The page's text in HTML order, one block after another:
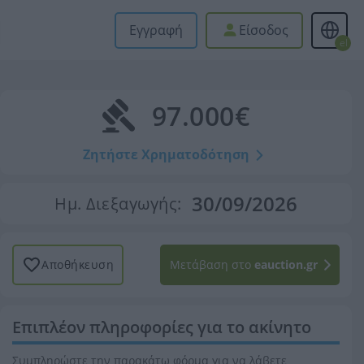
Εγγραφή Είσοδος
el
97.000€
Ζητήστε Χρηματοδότηση
Ημ. Διεξαγωγής: 30/09/2026
Αποθήκευση Μετάβαση στο eauction.gr
Επιπλέον πληροφορίες για το ακίνητο
Συμπληρώστε την παρακάτω φόρμα για να λάβετε